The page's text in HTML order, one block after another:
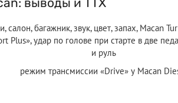
салон, багажник, звук, цвет, запах, Macan
Plus», удар по голове при старте в две
и руль
режим трансмиссии «Drive» у Macan